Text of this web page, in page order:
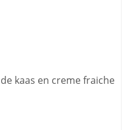
kaas en creme fraiche